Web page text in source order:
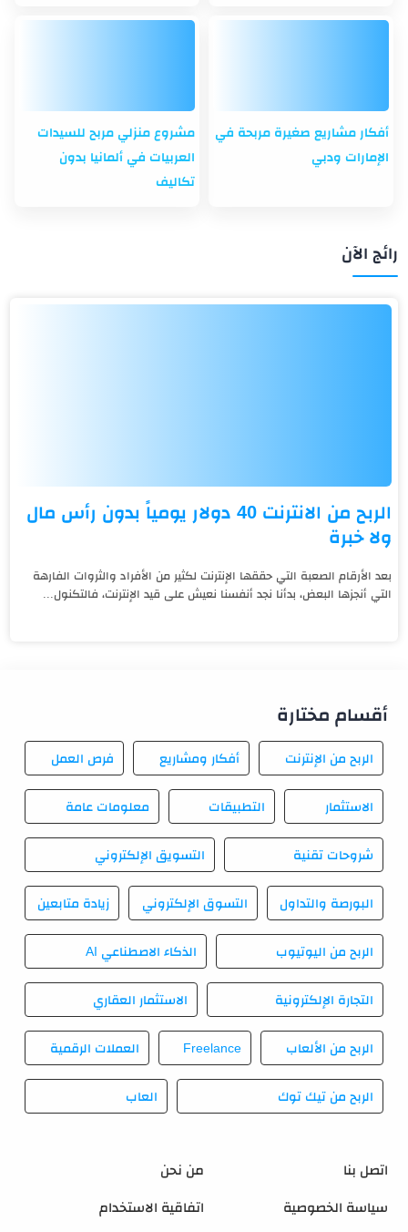
أفكار مشاريع صغيرة مربحة في
الإمارات ودبي
مشروع منزلي مربح للسيدات
العربيات في ألمانيا بدون
تكاليف
رائج الآن
الربح من الانترنت 40 دولار يومياً بدون رأس مال
ولا خبرة
بعد الأرقام الصعبة التي حققها الإنترنت لكثير من الأفراد والثروات الفارهة
التي أنجزها البعض، بدأنا نجد أنفسنا نعيش على قيد الإنترنت، فالتكنول...
اتصل بنا من نحن
سياسة الخصوصية اتفاقية الاستخدام
أقسام مختارة
الربح من الإنترنت أفكار ومشاريع فرص العمل
الاستثمار التطبيقات معلومات عامة
شروحات تقنية التسويق الإلكتروني
البورصة والتداول التسوق الإلكتروني زيادة متابعين
الربح من اليوتيوب الذكاء الاصطناعي AI
التجارة الإلكترونية الاستثمار العقاري
الربح من الألعاب Freelance العملات الرقمية
الربح من تيك توك العاب